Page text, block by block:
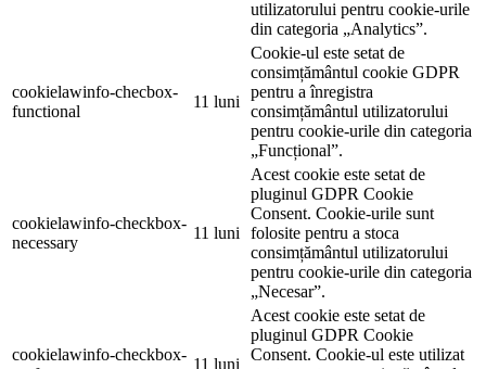
utilizatorului pentru cookie-urile
din categoria „Analytics”.
cookielawinfo-checbox-
functional
11 luni
Cookie-ul este setat de
consimțământul cookie GDPR
pentru a înregistra
consimțământul utilizatorului
pentru cookie-urile din categoria
„Funcțional”.
cookielawinfo-checkbox-
necessary
11 luni
Acest cookie este setat de
pluginul GDPR Cookie
Consent. Cookie-urile sunt
folosite pentru a stoca
consimțământul utilizatorului
pentru cookie-urile din categoria
„Necesar”.
cookielawinfo-checkbox-
11 luni
Acest cookie este setat de
pluginul GDPR Cookie
Consent. Cookie-ul este utilizat